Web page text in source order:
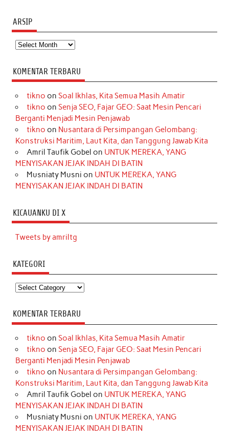
ARSIP
Arsip
KOMENTAR TERBARU
tikno on Soal Ikhlas, Kita Semua Masih Amatir
tikno on Senja SEO, Fajar GEO: Saat Mesin Pencari
Berganti Menjadi Mesin Penjawab
tikno on Nusantara di Persimpangan Gelombang:
Konstruksi Maritim, Laut Kita, dan Tanggung Jawab Kita
Amril Taufik Gobel on UNTUK MEREKA, YANG
MENYISAKAN JEJAK INDAH DI BATIN
Musniaty Musni on UNTUK MEREKA, YANG
MENYISAKAN JEJAK INDAH DI BATIN
KICAUANKU DI X
Tweets by amriltg
KATEGORI
Kategori
KOMENTAR TERBARU
tikno on Soal Ikhlas, Kita Semua Masih Amatir
tikno on Senja SEO, Fajar GEO: Saat Mesin Pencari
Berganti Menjadi Mesin Penjawab
tikno on Nusantara di Persimpangan Gelombang:
Konstruksi Maritim, Laut Kita, dan Tanggung Jawab Kita
Amril Taufik Gobel on UNTUK MEREKA, YANG
MENYISAKAN JEJAK INDAH DI BATIN
Musniaty Musni on UNTUK MEREKA, YANG
MENYISAKAN JEJAK INDAH DI BATIN